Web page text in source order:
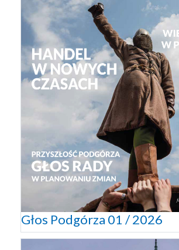
Głos Podgórza 01 / 2026